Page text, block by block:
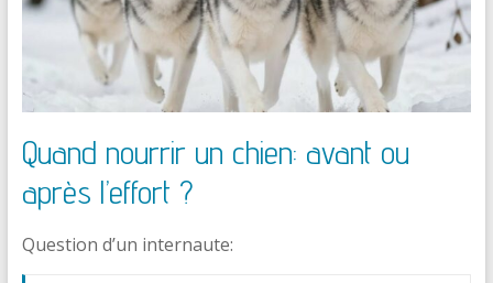
Quand nourrir un chien: avant ou
après l’effort ?
Question d’un internaute: